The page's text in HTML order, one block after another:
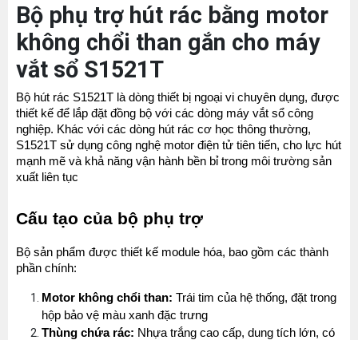
Bộ phụ trợ hút rác bằng motor
không chổi than gắn cho máy
vắt sổ S1521T
Bộ hút rác S1521T là dòng thiết bị ngoại vi chuyên dụng, được
thiết kế để lắp đặt đồng bộ với các dòng máy vắt sổ công
nghiệp. Khác với các dòng hút rác cơ học thông thường,
S1521T sử dụng công nghệ motor điện tử tiên tiến, cho lực hút
mạnh mẽ và khả năng vận hành bền bỉ trong môi trường sản
xuất liên tục
Cấu tạo của bộ phụ trợ
Bộ sản phẩm được thiết kế module hóa, bao gồm các thành
phần chính:
Motor không chổi than: Trái tim của hệ thống, đặt trong
hộp bảo vệ màu xanh đặc trưng
Thùng chứa rác: Nhựa trắng cao cấp, dung tích lớn, có